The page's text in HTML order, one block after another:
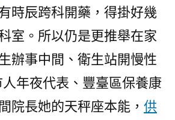
時辰跨科開藥，得掛好幾
室。所以仍是更推舉在家
辦事中間、衛生站開慢性
人年夜代表、豐臺區保養康
院長她的天秤座本能， 供